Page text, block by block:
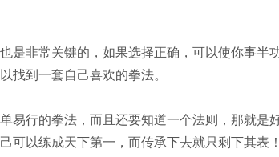
是非常关键的，如果选择正确，可以使你事半
找到一套自己喜欢的拳法。
易行的拳法，而且还要知道一个法则，那就是
可以练成天下第一，而传承下去就只剩下其